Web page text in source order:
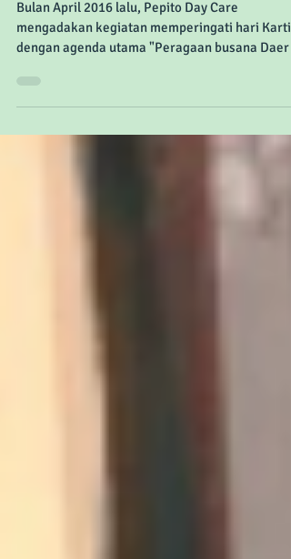
Karnaval
Bulan April 2016 lalu, Pepito Day Care
&...